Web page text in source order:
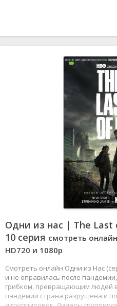
Одни из нас | The Last
10 серия смотреть
HD720 и 1080p
Смотреть онлайн Одни из Нас
и не оправилась после
грибком, превращающим людей
пандемии страна разрушена и